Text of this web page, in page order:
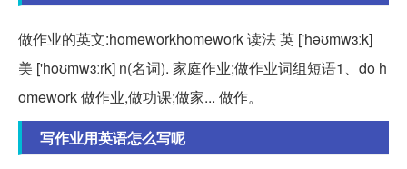
做作业的英文:homeworkhomework 读法 英 ['həʊmwɜːk]
美 ['hoʊmwɜːrk] n(名词). 家庭作业;做作业词组短语1、do h
omework 做作业,做功课;做家... 做作。
写作业用英语怎么写呢